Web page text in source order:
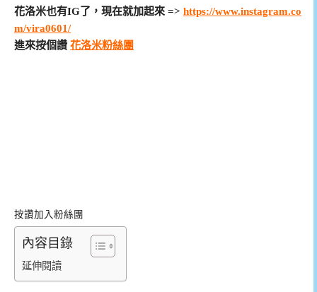
花洛米也有IG了，現在就加起來 => https://www.instagram.co
m/vira0601/
進來按個讚 花洛米粉絲團
按讚加入粉絲團
內容目錄
延伸閱讀